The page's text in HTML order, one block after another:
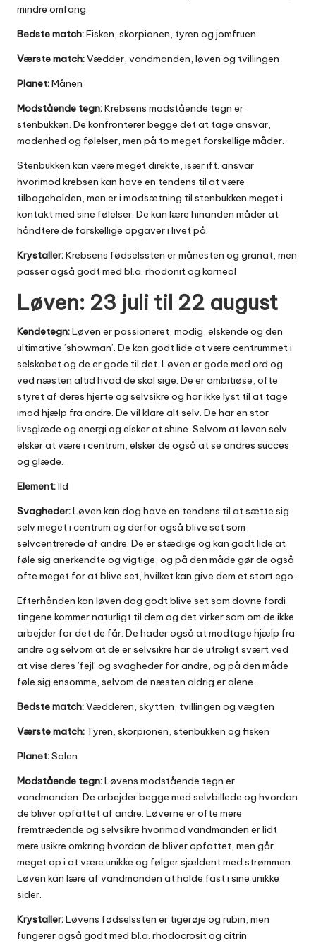
mindre omfang.
Bedste match:Fisken, skorpionen, tyren og jomfruen
Værste match:Vædder, vandmanden, løven og tvillingen
Planet:Månen
Modstående tegn:Krebsens modstående tegn er
stenbukken. De konfronterer begge det at tage ansvar,
modenhed og følelser, men på to meget forskellige måder.
Stenbukken kan være meget direkte, især ift. ansvar
hvorimod krebsen kan have en tendens til at være
tilbageholden, men er i modsætning til stenbukken meget i
kontakt med sine følelser. De kan lære hinanden måder at
håndtere de forskellige opgaver i livet på.
Krystaller:Krebsens fødselssten er månesten og granat, men
passer også godt med bl.a. rhodonit og karneol
Løven: 23 juli til 22 august
Kendetegn:Løven er passioneret, modig, elskende og den
ultimative ’showman’. De kan godt lide at være centrummet i
selskabet og de er gode til det. Løven er gode med ord og
ved næsten altid hvad de skal sige. De er ambitiøse, ofte
styret af deres hjerte og selvsikre og har ikke lyst til at tage
imod hjælp fra andre. De vil klare alt selv. De har en stor
livsglæde og energi og elsker at shine. Selvom at løven selv
elsker at være i centrum, elsker de også at se andres succes
og glæde.
Element:Ild
Svagheder:Løven kan dog have en tendens til at sætte sig
selv meget i centrum og derfor også blive set som
selvcentrerede af andre. De er stædige og kan godt lide at
føle sig anerkendte og vigtige, og på den måde gør de også
ofte meget for at blive set, hvilket kan give dem et stort ego.
Efterhånden kan løven dog godt blive set som dovne fordi
tingene kommer naturligt til dem og det virker som om de ikke
arbejder for det de får. De hader også at modtage hjælp fra
andre og selvom at de er selvsikre har de utroligt svært ved
at vise deres ’fejl’ og svagheder for andre, og på den måde
føle sig ensomme, selvom de næsten aldrig er alene.
Bedste match:Vædderen, skytten, tvillingen og vægten
Værste match: Tyren, skorpionen, stenbukken og fisken
Planet:Solen
Modstående tegn:Løvens modstående tegn er
vandmanden. De arbejder begge med selvbillede og hvordan
de bliver opfattet af andre. Løverne er ofte mere
fremtrædende og selvsikre hvorimod vandmanden er lidt
mere usikre omkring hvordan de bliver opfattet, men går
meget op i at være unikke og følger sjældent med strømmen.
Løven kan lære af vandmanden at holde fast i sine unikke
sider.
Krystaller:Løvens fødselssten er tigerøje og rubin, men
fungerer også godt med bl.a. rhodocrosit og citrin